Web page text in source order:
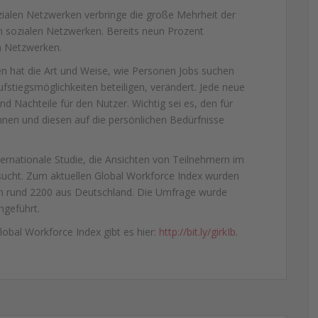
Netzwerken verbringe die große Mehrheit der
Netzwerken. Bereits neun Prozent
Netzwerken.
hat die Art und Weise, wie Personen Jobs suchen
beteiligen, verändert. Jede neue
Nachteile für den Nutzer. Wichtig sei es, den für
und diesen auf die persönlichen Bedürfnisse
Studie, die Ansichten von Teilnehmern im
Zum aktuellen Global Workforce Index wurden
2200 aus Deutschland. Die Umfrage wurde
Workforce Index gibt es hier: http://bit.ly/girkIb.